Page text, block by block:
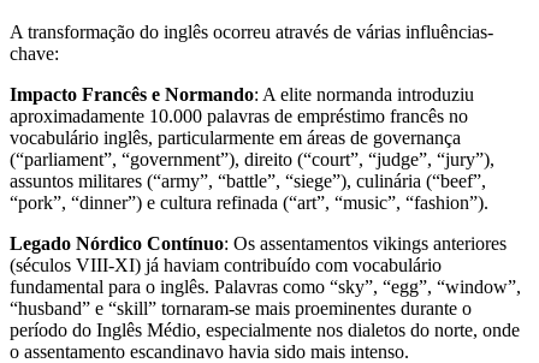
A transformação do inglês ocorreu através de várias influências-
chave:
Impacto Francês e Normando: A elite normanda introduziu
aproximadamente 10.000 palavras de empréstimo francês no
vocabulário inglês, particularmente em áreas de governança
(“parliament”, “government”), direito (“court”, “judge”, “jury”),
assuntos militares (“army”, “battle”, “siege”), culinária (“beef”,
“pork”, “dinner”) e cultura refinada (“art”, “music”, “fashion”).
Legado Nórdico Contínuo: Os assentamentos vikings anteriores
(séculos VIII-XI) já haviam contribuído com vocabulário
fundamental para o inglês. Palavras como “sky”, “egg”, “window”,
“husband” e “skill” tornaram-se mais proeminentes durante o
período do Inglês Médio, especialmente nos dialetos do norte, onde
o assentamento escandinavo havia sido mais intenso.